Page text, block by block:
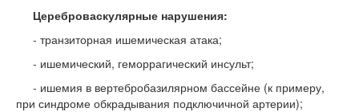
Цереброваскулярные нарушения:
- транзиторная ишемическая атака;
- ишемический, геморрагический инсульт;
- ишемия в вертебробазилярном бассейне (к примеру,
при синдроме обкрадывания подключичной артерии);